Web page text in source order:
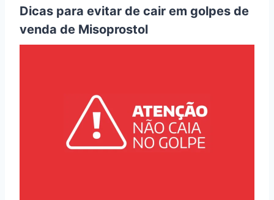
Dicas para evitar de cair em golpes de
venda de Misoprostol